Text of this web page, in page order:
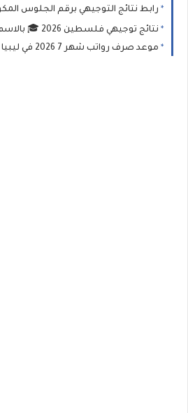
رابط نتائج التوجيهي برقم الجلوس المكون من (6 أو 8 خانات) عبر موقع وزارة التربية
نتائج توجيهي فلسطين 2026 🎓 بالاسم ورقم الجلوس درجات امتحان الثانوية العامة (التوجيهي)
موعد صرف رواتب شهر 7 2026 في ليبيا ( شملت عدد من إلافراجات المالية) وخطوات الاستعلام عبر منظومة "راتبك لحظي"